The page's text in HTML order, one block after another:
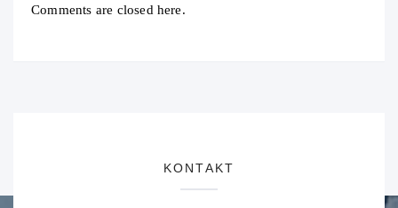
Comments are closed here.
KONTAKT